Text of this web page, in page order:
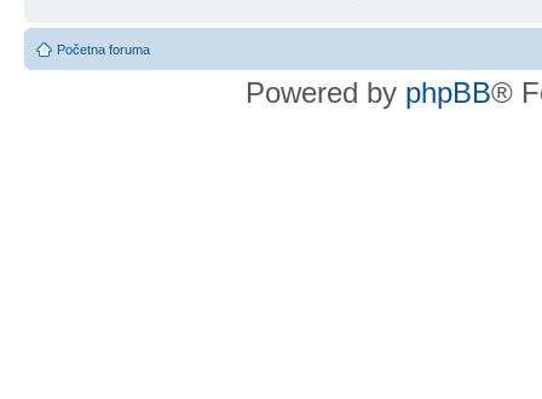
Početna foruma
Powered by phpBB®